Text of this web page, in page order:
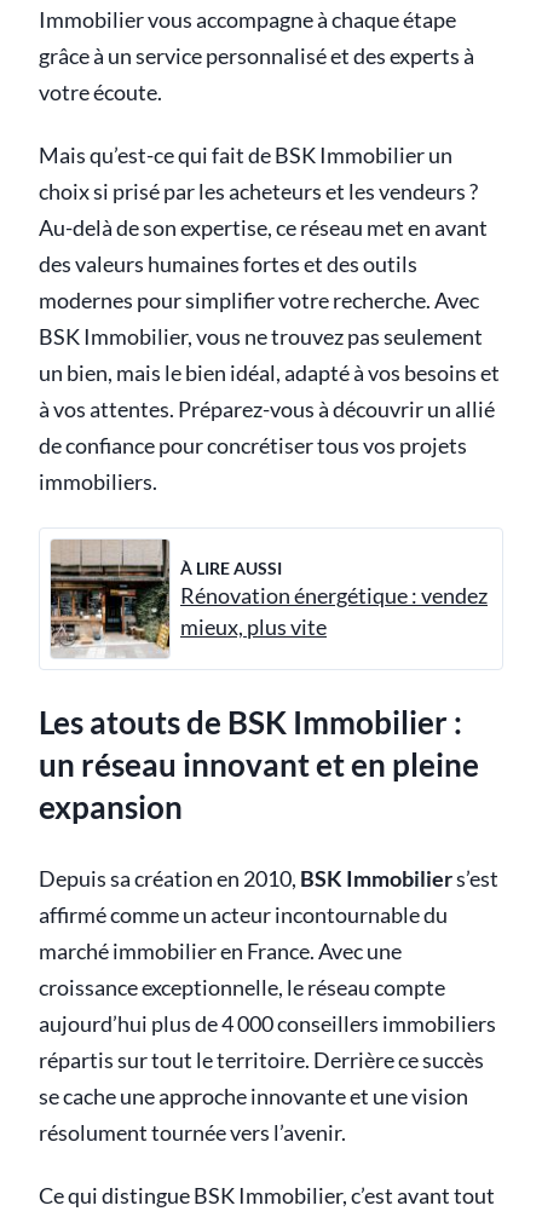
Immobilier vous accompagne à chaque étape
grâce à un service personnalisé et des experts à
votre écoute.
Mais qu’est-ce qui fait de BSK Immobilier un
choix si prisé par les acheteurs et les vendeurs ?
Au-delà de son expertise, ce réseau met en avant
des valeurs humaines fortes et des outils
modernes pour simplifier votre recherche. Avec
BSK Immobilier, vous ne trouvez pas seulement
un bien, mais le bien idéal, adapté à vos besoins et
à vos attentes. Préparez-vous à découvrir un allié
de confiance pour concrétiser tous vos projets
immobiliers.
À LIRE AUSSI
Rénovation énergétique : vendez
mieux, plus vite
Les atouts de BSK Immobilier :
un réseau innovant et en pleine
expansion
Depuis sa création en 2010, BSK Immobiliers’est
affirmé comme un acteur incontournable du
marché immobilier en France. Avec une
croissance exceptionnelle, le réseau compte
aujourd’hui plus de 4 000 conseillers immobiliers
répartis sur tout le territoire. Derrière ce succès
se cache une approche innovante et une vision
résolument tournée vers l’avenir.
Ce qui distingue BSK Immobilier, c’est avant tout